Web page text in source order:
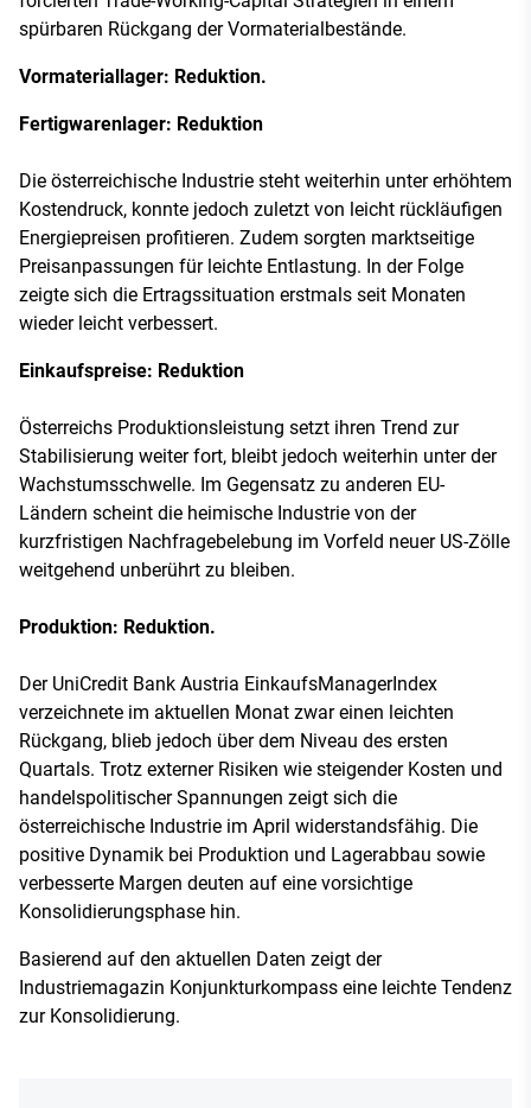
spürbaren Rückgang der Vormaterialbestände.
Vormateriallager: Reduktion.
Fertigwarenlager: Reduktion
Die österreichische Industrie steht weiterhin unter erhöhtem
Kostendruck, konnte jedoch zuletzt von leicht rückläufigen
Energiepreisen profitieren. Zudem sorgten marktseitige
Preisanpassungen für leichte Entlastung. In der Folge
zeigte sich die Ertragssituation erstmals seit Monaten
wieder leicht verbessert.
Einkaufspreise: Reduktion
Österreichs Produktionsleistung setzt ihren Trend zur
Stabilisierung weiter fort, bleibt jedoch weiterhin unter der
Wachstumsschwelle. Im Gegensatz zu anderen EU-
Ländern scheint die heimische Industrie von der
kurzfristigen Nachfragebelebung im Vorfeld neuer US-Zölle
weitgehend unberührt zu bleiben.
Produktion: Reduktion.
Der UniCredit Bank Austria EinkaufsManagerIndex
verzeichnete im aktuellen Monat zwar einen leichten
Rückgang, blieb jedoch über dem Niveau des ersten
Quartals. Trotz externer Risiken wie steigender Kosten und
handelspolitischer Spannungen zeigt sich die
österreichische Industrie im April widerstandsfähig. Die
positive Dynamik bei Produktion und Lagerabbau sowie
verbesserte Margen deuten auf eine vorsichtige
Konsolidierungsphase hin.
Basierend auf den aktuellen Daten zeigt der
Industriemagazin Konjunkturkompass eine leichte Tendenz
zur Konsolidierung.